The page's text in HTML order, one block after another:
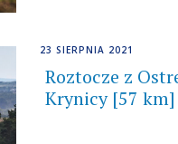
23 SIERPNIA 2021
Roztocze z
Krynicy [57 km]